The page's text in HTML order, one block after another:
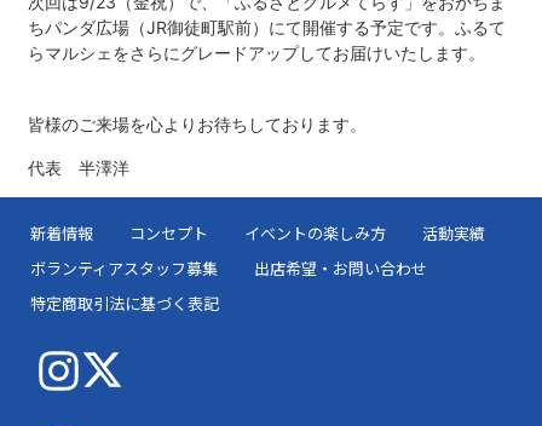
ちパンダ広場（JR御徒町駅前）にて開催する予定です。ふるて
らマルシェをさらにグレードアップしてお届けいたします。
皆様のご来場を心よりお待ちしております。
代表 半澤洋
新着情報 コンセプト イベントの楽しみ方
活動実績
ボランティアスタッフ募集
出店希望・お問い合わせ
特定商取引法に基づく表記